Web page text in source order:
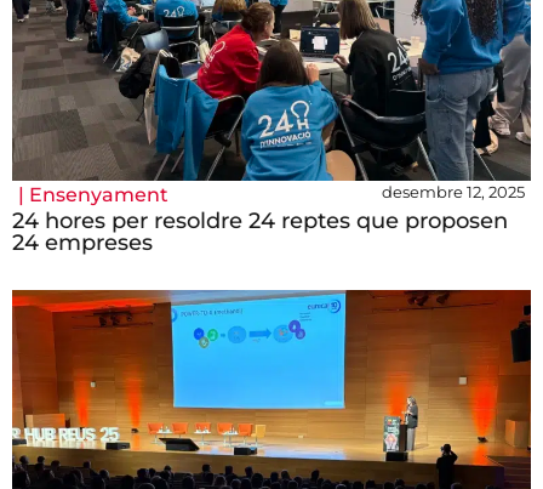
| Ensenyament desembre 12, 2025
24 hores per resoldre 24 reptes que proposen
24 empreses